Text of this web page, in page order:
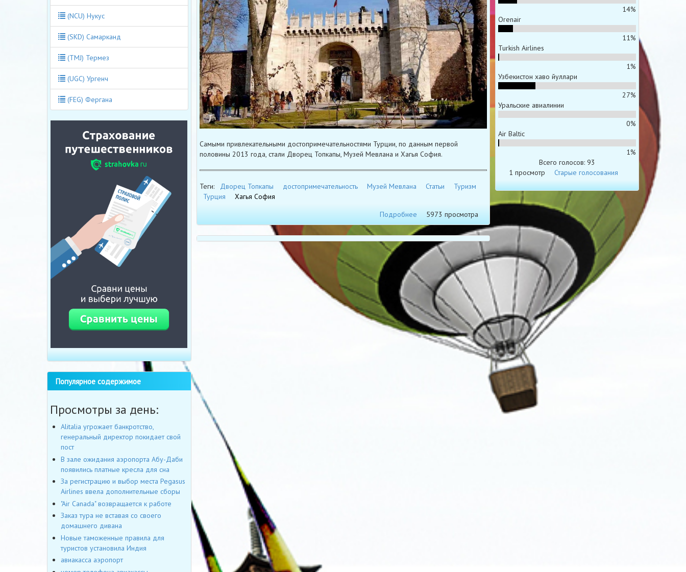
Самыми привлекательными достопримечательностями Турции, по данным первой
половины 2013 года, стали Дворец Топкапы, Музей Мевлана и Хагья София.
Теги: Дворец Топкапы достопримечательность Музей Мевлана Статьи
Туризм
Турция
Хагья София
Подробнее
5973 просмотра
(NCU) Нукус
(SKD) Самарканд
(TMJ) Термез
(UGC) Ургенч
(FEG) Фергана
Популярное содержимое
Просмотры за день:
Alitalia угрожает банкротство,
генеральный директор покидает свой
пост
В зале ожидания аэропорта Абу-Даби
появились платные кресла для сна
За регистрацию и выбор места Pegasus
Airlines ввела дополнительные сборы
"Air Canada" возвращается к работе
Заказ тура не вставая со своего
домашнего дивана
Новые таможенные правила для
туристов установила Индия
авиакасса аэропорт
14%
Orenair
11%
Turkish Airlines
1%
Узбекистон хаво йуллари
27%
Уральские авиалинии
0%
Air Baltic
1%
Всего голосов: 93
1 просмотр
Старые голосования